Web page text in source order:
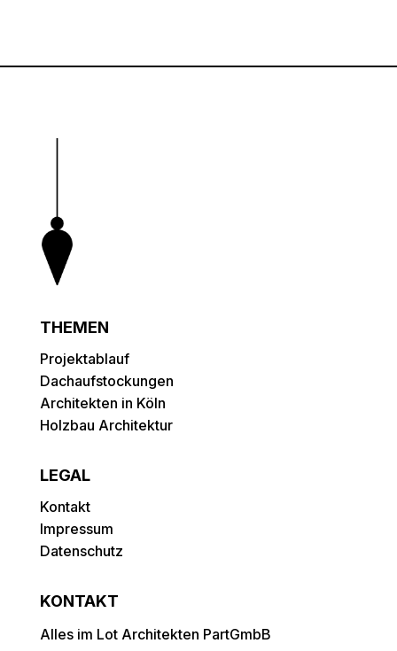
THEMEN
Projektablauf
Dachaufstockungen
Architekten in Köln
Holzbau Architektur
LEGAL
Kontakt
Impressum
Datenschutz
KONTAKT
Alles im Lot Architekten PartGmbB